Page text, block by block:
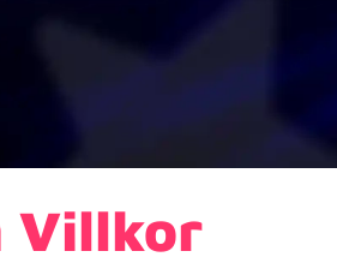
Villkor